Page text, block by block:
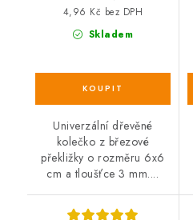
Skladem
4,96 Kč bez DPH
Univerzální dřevěné
kolečko z březové
překližky o rozměru 6x6
cm a tloušťce 3 mm....